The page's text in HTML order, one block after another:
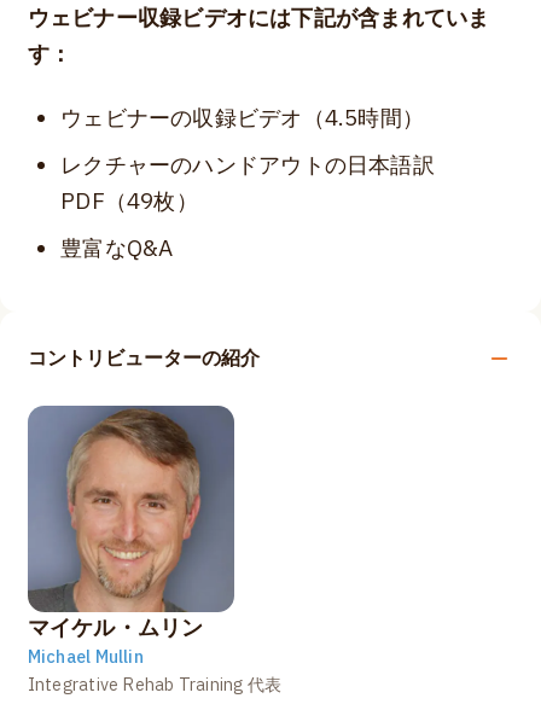
ウェビナー収録ビデオには下記が含まれていま
す：
ウェビナーの収録ビデオ（4.5時間）
レクチャーのハンドアウトの日本語訳
PDF（49枚）
豊富なQ&A
コントリビューターの紹介
マイケル・ムリン
Michael Mullin
Integrative Rehab Training 代表